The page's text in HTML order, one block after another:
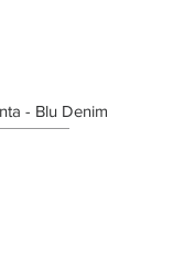
- Blu Denim